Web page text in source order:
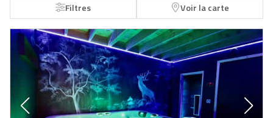
Propriétaire
Filtres Voir la carte